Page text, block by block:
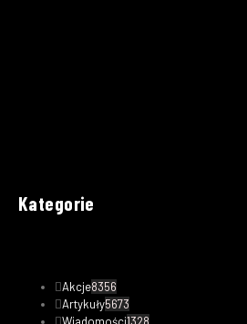
Kategorie
Akcje8356
Artykuły5673